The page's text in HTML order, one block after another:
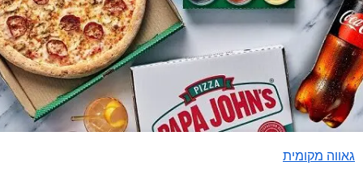
גאווה מקומית